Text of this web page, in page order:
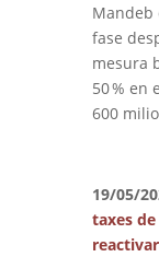
Mandeb
fase
mesura
50 % en
600
19/05/
taxes